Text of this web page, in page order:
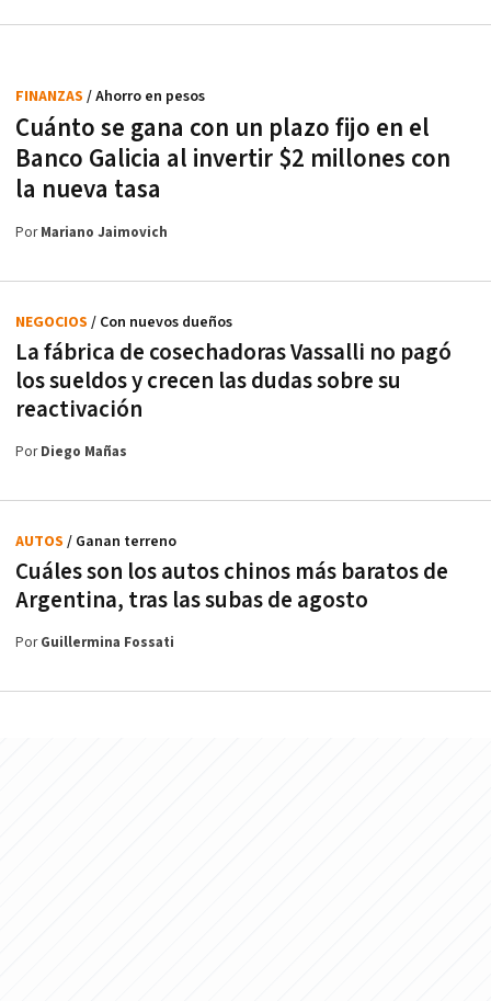
Cuánto se gana con un plazo fijo en el
Banco Galicia al invertir $2 millones con
la nueva tasa
FINANZAS / Ahorro en pesos
PorMariano Jaimovich
La fábrica de cosechadoras Vassalli no pagó
los sueldos y crecen las dudas sobre su
reactivación
NEGOCIOS / Con nuevos dueños
PorDiego Mañas
Cuáles son los autos chinos más baratos de
Argentina, tras las subas de agosto
AUTOS / Ganan terreno
PorGuillermina Fossati